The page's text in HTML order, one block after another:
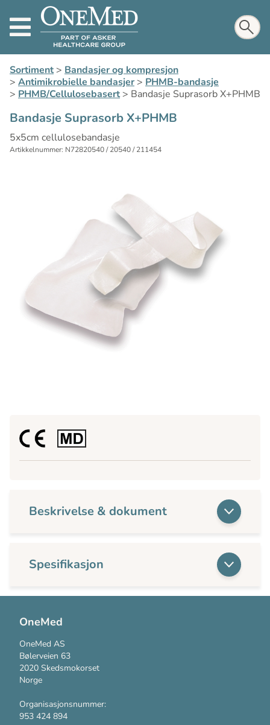
Sortiment> Bandasjer og kompresjon
> Antimikrobielle bandasjer> PHMB-bandasje
> PHMB/Cellulosebasert> Bandasje Suprasorb X+PHMB
Bandasje Suprasorb X+PHMB
5x5cm cellulosebandasje
Artikkelnummer: N72820540 / 20540 / 211454
Beskrivelse & dokument
Spesifikasjon
OneMed
OneMed AS
Bølerveien 63
2020 Skedsmokorset
Norge
Organisasjonsnummer:
953 424 894